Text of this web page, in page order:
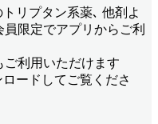
トリプタン系薬､ 他剤よ
限定でアプリからご利
利用いただけます
ードしてご覧くださ